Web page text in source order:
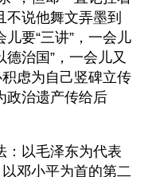
不说他舞文弄墨到
要“三讲”，一会儿
德治国”，一会儿又
虑为自己竖碑立传
政治遗产传给后
：以毛泽东为代表
邓小平为首的第二